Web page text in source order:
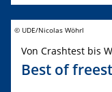
© UDE/Nicolas Wöhrl
Von Crashtest bis
Best of